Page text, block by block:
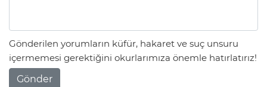
Gönderilen yorumların küfür, hakaret ve suç unsuru
içermemesi gerektiğini okurlarımıza önemle hatırlatırız!
Gönder